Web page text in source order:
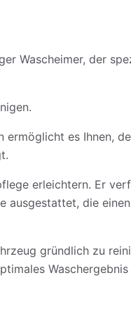
Wascheimer, der
es Ihnen,
erleichtern. Er
ausgestattet, die
gründlich zu
Waschergebnis